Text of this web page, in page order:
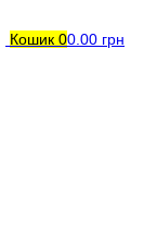
Кошик 00.00 грн